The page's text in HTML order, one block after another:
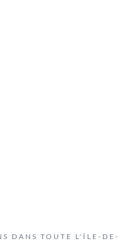
DANS TOUTE L'ÎLE-DE-